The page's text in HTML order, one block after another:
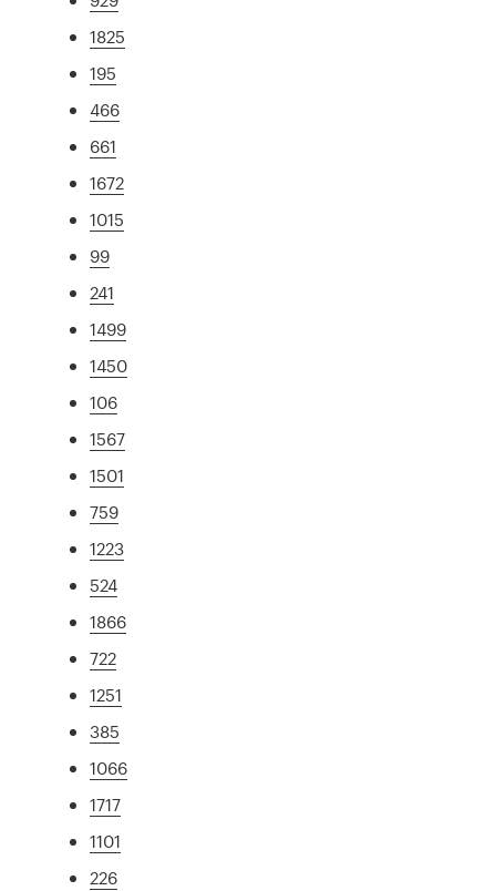
1825
195
466
661
1672
1015
99
241
1499
1450
106
1567
1501
759
1223
524
1866
722
1251
385
1066
1717
1101
226